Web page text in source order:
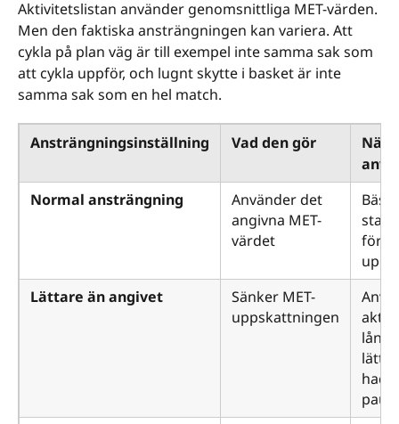
Aktivitetslistan använder genomsnittliga MET-värden.
Men den faktiska ansträngningen kan variera. Att
cykla på plan väg är till exempel inte samma sak som
att cykla uppför, och lugnt skytte i basket är inte
samma sak som en hel match.
Ansträngningsinställning Vad den gör
När
Normal ansträngning
Använder det
angivna MET-
värdet
Bästa
för
Lättare än angivet
Sänker MET-
uppskattningen